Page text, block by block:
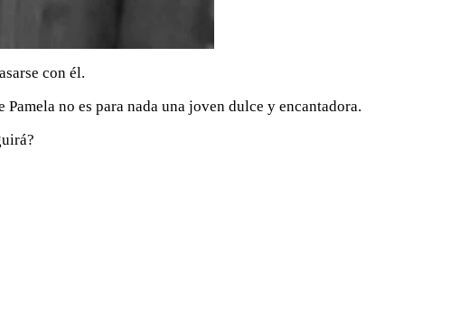
con él.
no es para nada una joven dulce y encantadora.